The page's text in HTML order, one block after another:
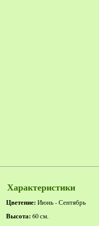
Характеристики
Цветение: Июнь - Сентябрь
Высота: 60 см.